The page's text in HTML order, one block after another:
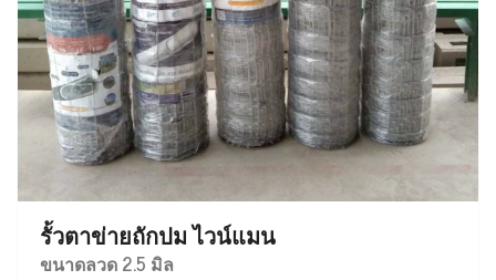
รั้วตาข่ายถักปม ไวน์แมน
ขนาดลวด 2.5 มิล